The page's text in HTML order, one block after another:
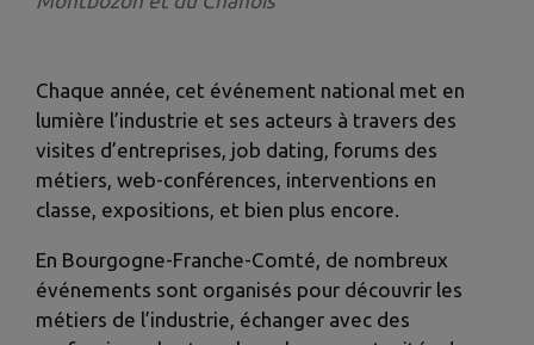
Chaque année, cet événement national met en
lumière l’industrie et ses acteurs à travers des
visites d’entreprises, job dating, forums des
métiers, web-conférences, interventions en
classe, expositions, et bien plus encore.
En Bourgogne-Franche-Comté, de nombreux
événements sont organisés pour découvrir les
métiers de l’industrie, échanger avec des